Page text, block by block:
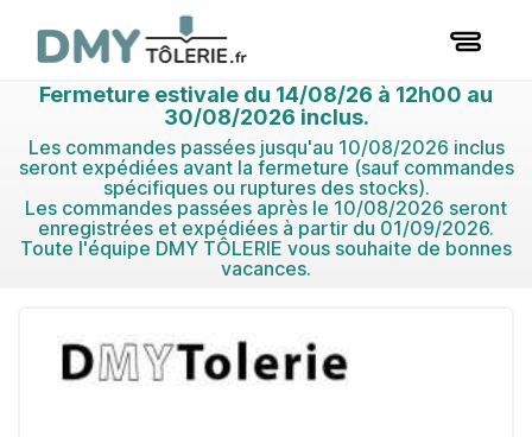
Fermeture estivale du 14/08/26 à 12h00 au
30/08/2026 inclus.
Les commandes passées jusqu'au 10/08/2026 inclus
seront expédiées avant la fermeture (sauf commandes
spécifiques ou ruptures des stocks).
Les commandes passées après le 10/08/2026 seront
enregistrées et expédiées à partir du 01/09/2026.
Toute l'équipe DMY TÔLERIE vous souhaite de bonnes
vacances.